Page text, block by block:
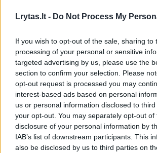
Lrytas.lt - Do Not Process My
If you wish to opt-out of the sale, sharing to
processing of your personal or sensitive
targeted advertising by us, please use the
section to confirm your selection. Please
opt-out request is processed you may
interest-based ads based on personal
us or personal information disclosed to
your opt-out. You may separately opt-out of
disclosure of your personal information by
IAB’s list of downstream participants. This
also be disclosed by us to third parties on
Žinios | Pasaulis
Visi įrašai
Žiūrimiausi įrašai
Vaizdai iš tragiškos avarijos Vilniaus r.:
vaiko gyvybių išgelbėti nepavyko